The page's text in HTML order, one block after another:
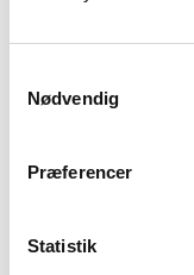
Nødvendig
Præferencer
Statistik
LÆS MERE HER